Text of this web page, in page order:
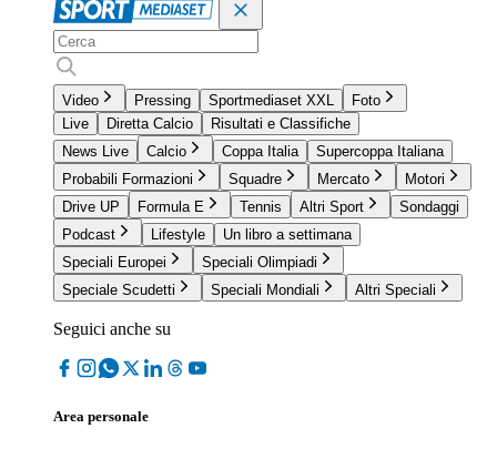
Video Pressing Sportmediaset XXL
Foto
Live
Diretta Calcio
Risultati e Classifiche
News Live
Calcio Coppa Italia
Supercoppa Italiana
Probabili Formazioni
Squadre Mercato
Motori
Drive UP
Formula E Tennis Altri Sport
Sondaggi
Podcast
Lifestyle
Un libro a settimana
Speciali Europei
Speciali Olimpiadi
Speciale Scudetti
Speciali Mondiali Altri Speciali
Seguici anche su
Area personale